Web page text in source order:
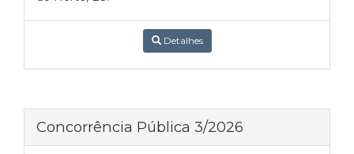
Detalhes
Concorrência Pública 3/2026